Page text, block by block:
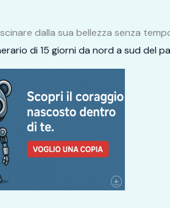
dalla sua bellezza senza
di 15 giorni da nord a sud del